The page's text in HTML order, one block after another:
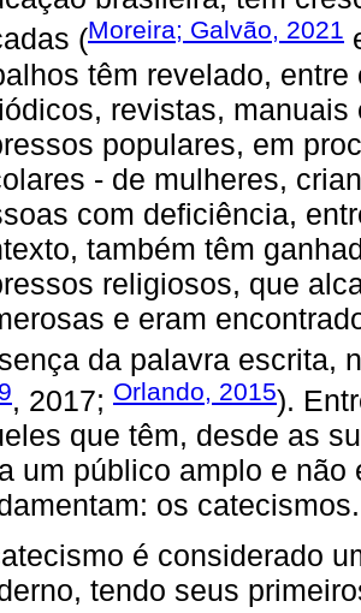
(Moreira; Galvão, 2021
têm revelado,
revistas,
populares, em
- de mulheres,
com deficiência,
também têm
religiosos, que
e eram
da palavra escrita,
, 2017; Orlando, 2015).
que têm, desde as
um público amplo e
os catecismos.
é considerado
tendo seus